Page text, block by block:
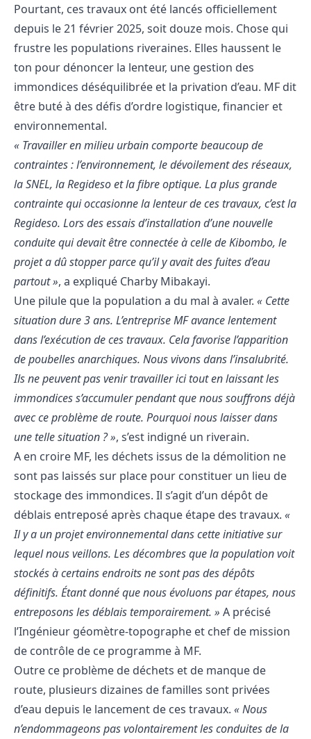
Pourtant, ces travaux ont été lancés officiellement
depuis le 21 février 2025, soit douze mois. Chose qui
frustre les populations riveraines. Elles haussent le
ton pour dénoncer la lenteur, une gestion des
immondices déséquilibrée et la privation d’eau. MF dit
être buté à des défis d’ordre logistique, financier et
environnemental.
« Travailler en milieu urbain comporte beaucoup de
contraintes : l’environnement, le dévoilement des réseaux,
la SNEL, la Regideso et la fibre optique. La plus grande
contrainte qui occasionne la lenteur de ces travaux, c’est la
Regideso. Lors des essais d’installation d’une nouvelle
conduite qui devait être connectée à celle de Kibombo, le
projet a dû stopper parce qu’il y avait des fuites d’eau
partout », a expliqué Charby Mibakayi.
Une pilule que la population a du mal à avaler. « Cette
situation dure 3 ans. L’entreprise MF avance lentement
dans l’exécution de ces travaux. Cela favorise l’apparition
de poubelles anarchiques. Nous vivons dans l’insalubrité.
Ils ne peuvent pas venir travailler ici tout en laissant les
immondices s’accumuler pendant que nous souffrons déjà
avec ce problème de route. Pourquoi nous laisser dans
une telle situation ? », s’est indigné un riverain.
A en croire MF, les déchets issus de la démolition ne
sont pas laissés sur place pour constituer un lieu de
stockage des immondices. Il s’agit d’un dépôt de
déblais entreposé après chaque étape des travaux. «
Il y a un projet environnemental dans cette initiative sur
lequel nous veillons. Les décombres que la population voit
stockés à certains endroits ne sont pas des dépôts
définitifs. Étant donné que nous évoluons par étapes, nous
entreposons les déblais temporairement. » A précisé
l’Ingénieur géomètre-topographe et chef de mission
de contrôle de ce programme à MF.
Outre ce problème de déchets et de manque de
route, plusieurs dizaines de familles sont privées
d’eau depuis le lancement de ces travaux. « Nous
n’endommageons pas volontairement les conduites de la